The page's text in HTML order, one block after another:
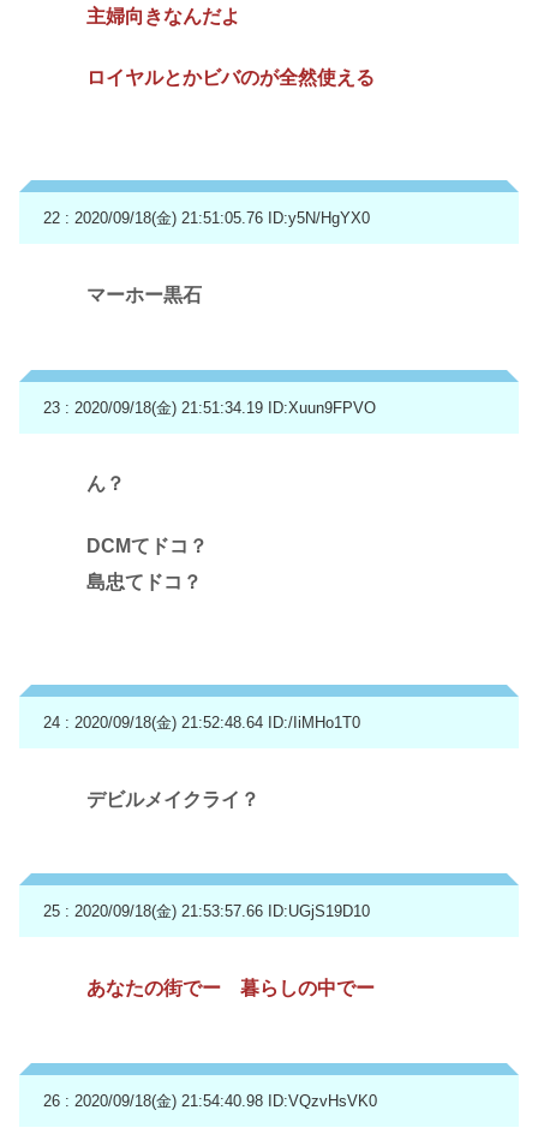
主婦向きなんだよ
ロイヤルとかビバのが全然使える
22 : 2020/09/18(金) 21:51:05.76 ID:y5N/HgYX0
マーホー黒石
23 : 2020/09/18(金) 21:51:34.19 ID:Xuun9FPVO
ん？
DCMてドコ？
島忠てドコ？
24 : 2020/09/18(金) 21:52:48.64 ID:/IiMHo1T0
デビルメイクライ？
25 : 2020/09/18(金) 21:53:57.66 ID:UGjS19D10
あなたの街でー 暮らしの中でー
26 : 2020/09/18(金) 21:54:40.98 ID:VQzvHsVK0